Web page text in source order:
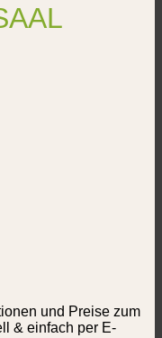
und Preise zum
& einfach per E-